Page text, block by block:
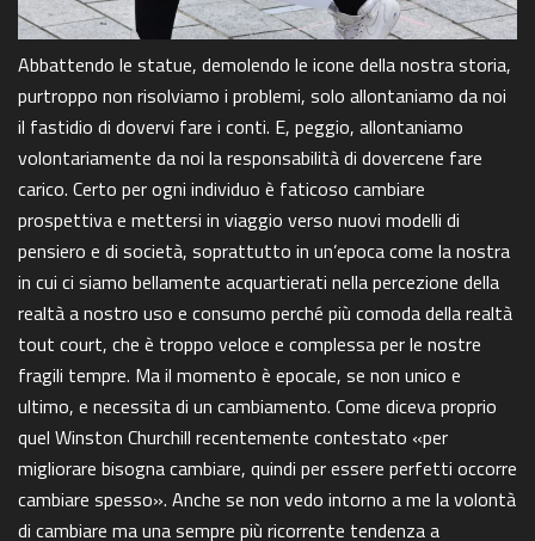
Abbattendo le statue, demolendo le icone della nostra storia,
purtroppo non risolviamo i problemi, solo allontaniamo da noi
il fastidio di dovervi fare i conti. E, peggio, allontaniamo
volontariamente da noi la responsabilità di dovercene fare
carico. Certo per ogni individuo è faticoso cambiare
prospettiva e mettersi in viaggio verso nuovi modelli di
pensiero e di società, soprattutto in un’epoca come la nostra
in cui ci siamo bellamente acquartierati nella percezione della
realtà a nostro uso e consumo perché più comoda della realtà
tout court, che è troppo veloce e complessa per le nostre
fragili tempre. Ma il momento è epocale, se non unico e
ultimo, e necessita di un cambiamento. Come diceva proprio
quel Winston Churchill recentemente contestato «per
migliorare bisogna cambiare, quindi per essere perfetti occorre
cambiare spesso». Anche se non vedo intorno a me la volontà
di cambiare ma una sempre più ricorrente tendenza a